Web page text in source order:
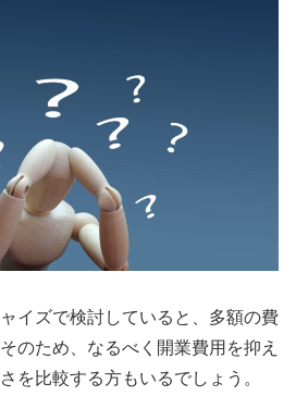
イズで検討していると、多額の費
のため、なるべく開業費用を抑え
を比較する方もいるでしょう。